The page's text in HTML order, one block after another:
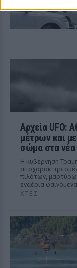
Αρχεία UFO:
μέτρων και
σώμα στα νέα
Η κυβέρνηση
πιλότων,
εναέρια
ΧΤΕΣ